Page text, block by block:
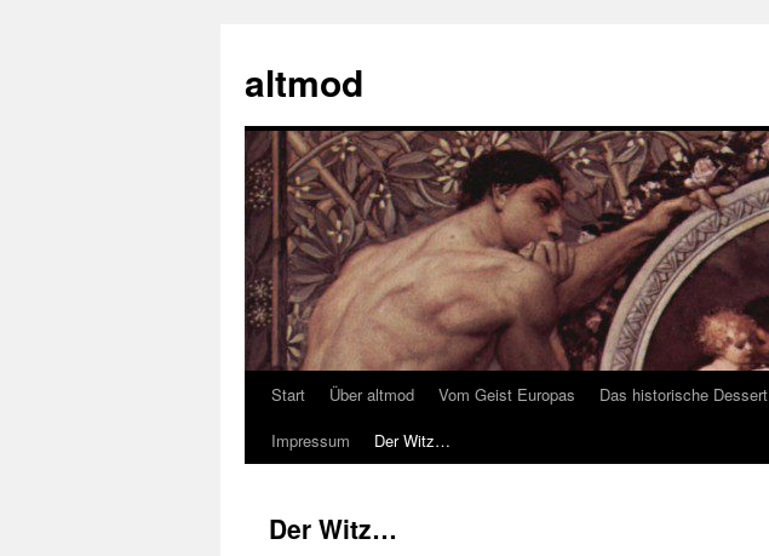
springen
altmod
Start Über altmod Vom Geist Europas Das historische Dessert
Impressum
Der Witz…
Der Witz…